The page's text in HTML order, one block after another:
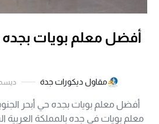
أفضل معلم بويات بجده
مقاول ديكورات جدة ديسمبر 5,
أفضل معلم بويات بجده حي أبحر
معلم بويات في جده بالمملكة